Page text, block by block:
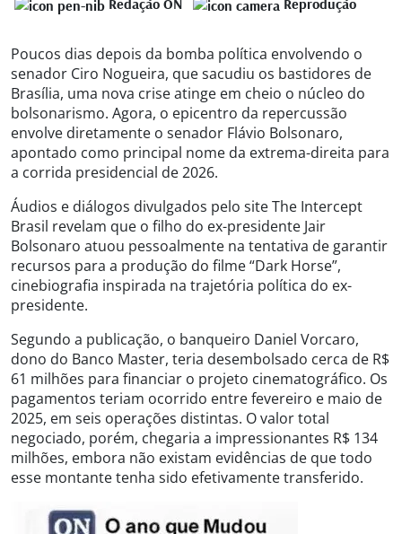
Redação ON
Reprodução
Poucos dias depois da bomba política envolvendo o
senador Ciro Nogueira, que sacudiu os bastidores de
Brasília, uma nova crise atinge em cheio o núcleo do
bolsonarismo. Agora, o epicentro da repercussão
envolve diretamente o senador Flávio Bolsonaro,
apontado como principal nome da extrema-direita para
a corrida presidencial de 2026.
Áudios e diálogos divulgados pelo site The Intercept
Brasil revelam que o filho do ex-presidente Jair
Bolsonaro atuou pessoalmente na tentativa de garantir
recursos para a produção do filme “Dark Horse”,
cinebiografia inspirada na trajetória política do ex-
presidente.
Segundo a publicação, o banqueiro Daniel Vorcaro,
dono do Banco Master, teria desembolsado cerca de R$
61 milhões para financiar o projeto cinematográfico. Os
pagamentos teriam ocorrido entre fevereiro e maio de
2025, em seis operações distintas. O valor total
negociado, porém, chegaria a impressionantes R$ 134
milhões, embora não existam evidências de que todo
esse montante tenha sido efetivamente transferido.